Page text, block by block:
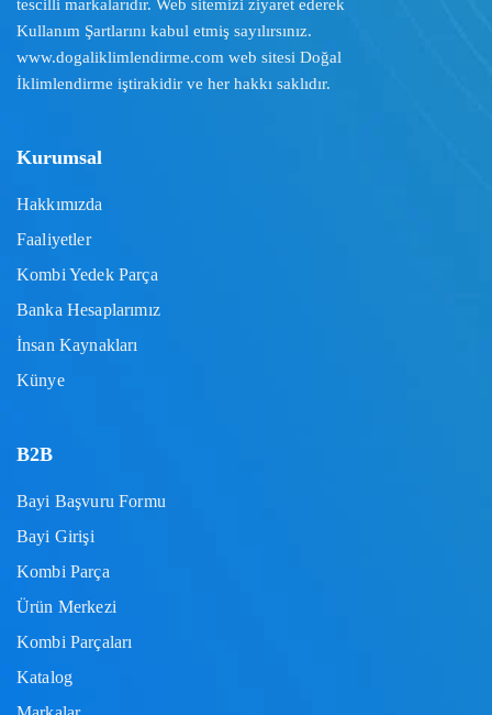
tescilli markalarıdır. Web sitemizi ziyaret ederek
Kullanım Şartlarını kabul etmiş sayılırsınız.
www.dogaliklimlendirme.com web sitesi Doğal
İklimlendirme iştirakidir ve her hakkı saklıdır.
Kurumsal
Hakkımızda
Faaliyetler
Kombi Yedek Parça
Banka Hesaplarımız
İnsan Kaynakları
Künye
B2B
Bayi Başvuru Formu
Bayi Girişi
Kombi Parça
Ürün Merkezi
Kombi Parçaları
Katalog